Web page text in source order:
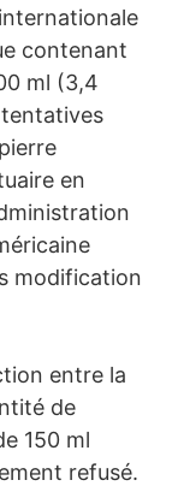
contenant
ml (3,4
en
modification
entre la
de
150 ml
refusé.